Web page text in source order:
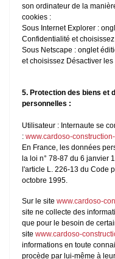
son ordinateur de la
cookies :
Sous Internet Explorer :
Confidentialité et
Sous Netscape : onglet
et choisissez Désactiver
5. Protection des biens et
personnelles :
Utilisateur : Internaute se
: www.cardoso-
En France, les données
la loi n° 78-87 du 6 janvier
l'article L. 226-13 du Code
octobre 1995.
Sur le site www.cardoso-
site ne collecte des
que pour le besoin de
site www.cardoso-
informations en toute
procède par lui-même à